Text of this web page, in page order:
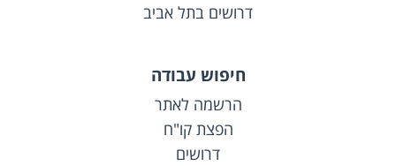
דרושים בתל אביב
חיפוש עבודה
הרשמה לאתר
הפצת קו"ח
דרושים